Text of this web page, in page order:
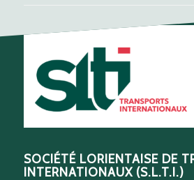
SOCIÉTÉ LORIENTAISE DE
INTERNATIONAUX (S.L.T.I.)